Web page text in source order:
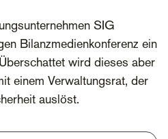
SIG
Bilanzmedienkonferenz ein
wird dieses aber
einem Verwaltungsrat, der
auslöst.